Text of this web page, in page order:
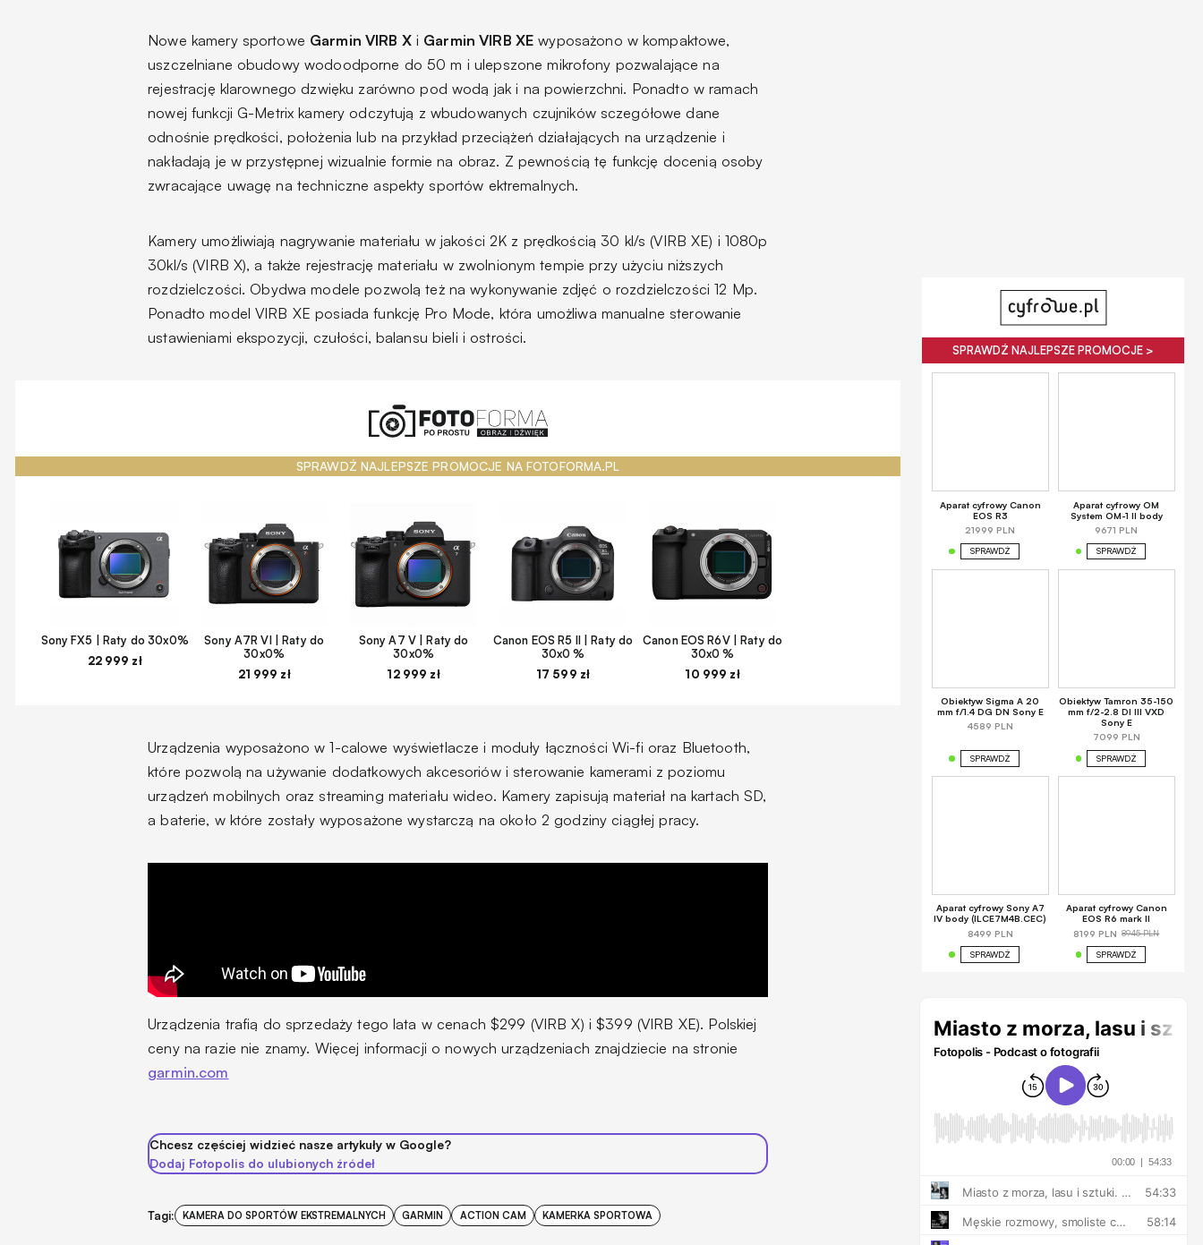
Nowe kamery sportowe Garmin VIRB Xi Garmin VIRB XE wyposażono w kompaktowe,
uszczelniane obudowy wodoodporne do 50 m i ulepszone mikrofony pozwalające na
rejestrację klarownego dzwięku zarówno pod wodą jak i na powierzchni. Ponadto w ramach
nowej funkcjiG-Metrix kamery odczytują z wbudowanych czujników sczegółowe dane
odnośnie prędkości, położenia lub na przykład przeciążeń działających na urządzenie i
nakładają je w przystępnej wizualnie formie na obraz. Z pewnością tę funkcję docenią osoby
zwracające uwagę na techniczne aspekty sportów ektremalnych.
Kamery umożliwiają nagrywanie materiału w jakości 2K z prędkością 30 kl/s (VIRB XE) i 1080p
30kl/s (VIRB X), a także rejestrację materiału w zwolnionym tempie przy użyciu niższych
rozdzielczości. Obydwa modele pozwolą też na wykonywanie zdjęć o rozdzielczości 12 Mp.
Ponadto model VIRB XE posiada funkcję Pro Mode, która umożliwa manualne sterowanie
ustawieniami ekspozycji, czułości, balansu bieli i ostrości.
SPRAWDŹ NAJLEPSZE PROMOCJE NA FOTOFORMA.PL
Sony FX5 | Raty do 30x0%
22 999 zł
Sony A7R VI | Raty do
30x0%
21 999 zł
Sony A7 V | Raty do
30x0%
12 999 zł
Canon EOS R5 II | Raty do
30x0 %
17 599 zł
Canon EOS R6V | Raty do
30x0 %
10 999 zł
Urządzenia wyposażono w 1-calowe wyświetlacze i moduły łączności Wi-fi oraz Bluetooth,
które pozwolą na używanie dodatkowych akcesoriów i sterowanie kamerami z poziomu
urządzeń mobilnych oraz streaming materiału wideo. Kamery zapisują materiał na kartach SD,
a baterie, w które zostały wyposażone wystarczą na około 2 godziny ciągłej pracy.
Urządzenia trafią do sprzedaży tego lata w cenach $299 (VIRB X) i $399 (VIRB XE). Polskiej
ceny na razie nie znamy. Więcej informacji o nowych urządzeniach znajdziecie na stronie
garmin.com
Chcesz częściej widzieć nasze artykuły w Google?
Dodaj Fotopolis do ulubionych źródeł
Tagi: KAMERA DO SPORTÓW EKSTREMALNYCH GARMIN ACTION CAM KAMERKA SPORTOWA
SPRAWDŹ NAJLEPSZE PROMOCJE >
Aparat cyfrowy Canon
EOS R3
21999 PLN
SPRAWDŹ
Aparat cyfrowy OM
System OM-1 II body
9671 PLN
SPRAWDŹ
Obiektyw Sigma A 20
mm f/1.4 DG DN Sony E
4589 PLN
SPRAWDŹ
Obiektyw Tamron 35-150
mm f/2-2.8 DI III VXD
Sony E
7099 PLN
SPRAWDŹ
Aparat cyfrowy Sony A7
IV body (ILCE7M4B.CEC)
8499 PLN
SPRAWDŹ
Aparat cyfrowy Canon
EOS R6 mark II
8199 PLN 8945 PLN
SPRAWDŹ